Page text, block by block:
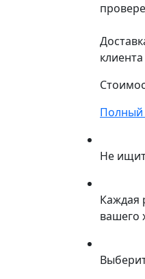
Полный
Не
Каждая
вашего